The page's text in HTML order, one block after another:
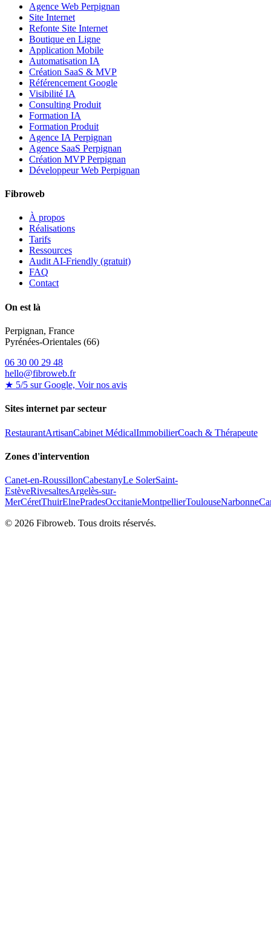
Agence Web Perpignan
Site Internet
Refonte Site Internet
Boutique en Ligne
Application Mobile
Automatisation IA
Création SaaS & MVP
Référencement Google
Visibilité IA
Consulting Produit
Formation IA
Formation Produit
Agence IA Perpignan
Agence SaaS Perpignan
Création MVP Perpignan
Développeur Web Perpignan
Fibroweb
À propos
Réalisations
Tarifs
Ressources
Audit AI-Friendly (gratuit)
FAQ
Contact
On est là
Perpignan, France
Pyrénées-Orientales (66)
06 30 00 29 48
hello@fibroweb.fr
★ 5/5 sur Google, Voir nos avis
Sites internet par secteur
RestaurantArtisanCabinet MédicalImmobilierCoach & Thérapeute
Zones d'intervention
Canet-en-RoussillonCabestanyLe SolerSaint-
EstèveRivesaltesArgelès-sur-
MerCéretThuirElnePradesOccitanieMontpellierToulouseNarbonne
© 2026 Fibroweb. Tous droits réservés.